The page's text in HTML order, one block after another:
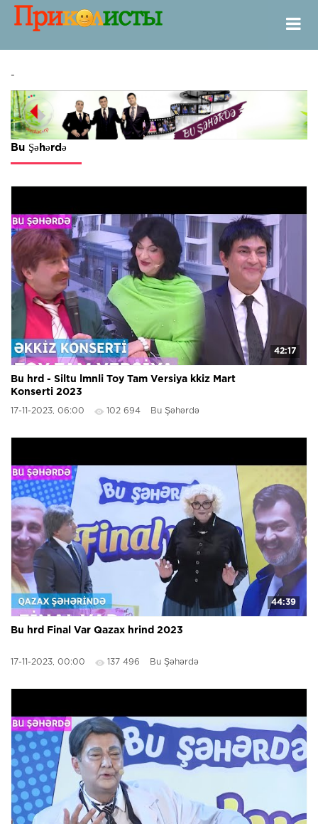
-
Bu Şəhərdə
42:17
Bu hrd - Siltu lmnli Toy Tam Versiya kkiz Mart
Konserti 2023
17-11-2023, 06:00 102 694 Bu Şəhərdə
44:39
Bu hrd Final Var Qazax hrind 2023
17-11-2023, 00:00 137 496 Bu Şəhərdə